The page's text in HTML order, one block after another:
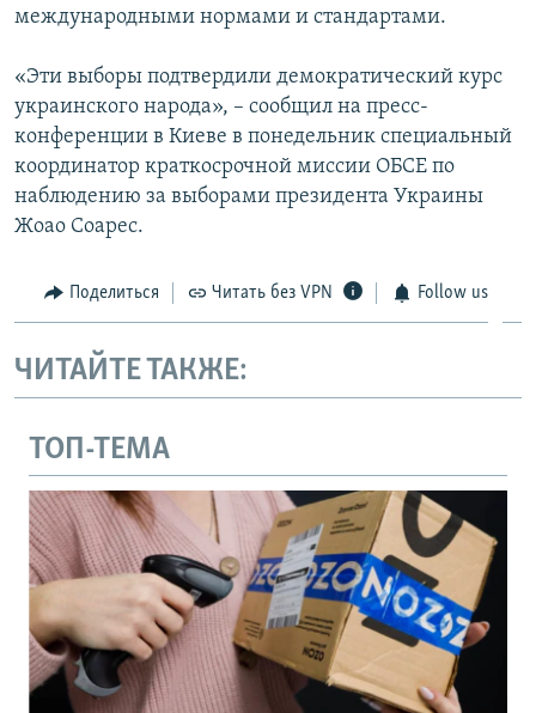
международными нормами и стандартами.
«Эти выборы подтвердили демократический курс
украинского народа», – сообщил на пресс-
конференции в Киеве в понедельник специальный
координатор краткосрочной миссии ОБСЕ по
наблюдению за выборами президента Украины
Жоао Соарес.
Поделиться Читать без VPN Follow us
ЧИТАЙТЕ ТАКЖЕ:
ТОП-ТЕМА